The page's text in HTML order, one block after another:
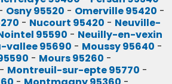
Osny 95520 - Omerville 95420 -
- Nucourt 95420 - Neuville-
95590 - Neuilly-en-vexin
vallee 95690 - Moussy 95640 -
- Mours 95260 -
- Montreuil-sur-epte 95770 -